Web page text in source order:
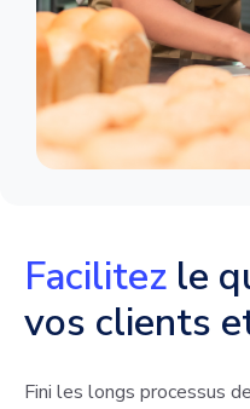
Facilitez le
vos clients
Fini les longs processus